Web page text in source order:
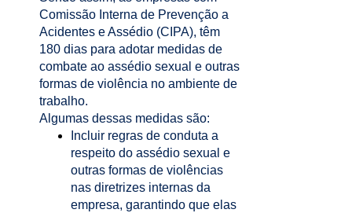
Comissão Interna de Prevenção a
Acidentes e Assédio (CIPA), têm
180 dias para adotar medidas de
combate ao assédio sexual e outras
formas de violência no ambiente de
trabalho.
Algumas dessas medidas são:
Incluir regras de conduta a
respeito do assédio sexual e
outras formas de violências
nas diretrizes internas da
empresa, garantindo que elas